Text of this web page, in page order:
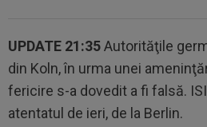
UPDATE 21:35Autorităţile
din Koln, în urma unei
fericire s-a dovedit a fi falsă.
atentatul de ieri, de la Berlin.